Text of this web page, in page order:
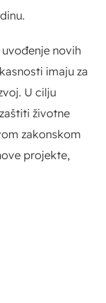
novih
imaju za
U cilju
životne
zakonskom
projekte,